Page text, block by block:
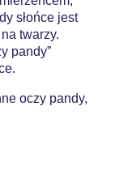
słońce jest
twarzy.
pandy”
oczy pandy,